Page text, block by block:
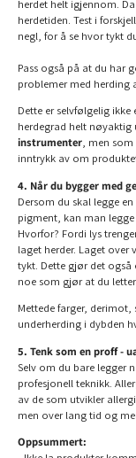
herdet helt igjennom.
herdetiden. Test i
negl, for å se hvor tykt
Pass også på at du har
problemer med herding
Dette er selvfølgelig
herdegrad helt nøyaktig
instrumenter, men
inntrykk av om
4. Når du bygger med
Dersom du skal legge
pigment, kan man
Hvorfor? Fordi lys
laget herder. Laget over
tykt. Dette gjør det også
noe som gjør at du
Mettede farger,
underherding i dybden
5. Tenk som en proff -
Selv om du bare legger
profesjonell teknikk.
av de som utvikler
men over lang tid og
Oppsummert: